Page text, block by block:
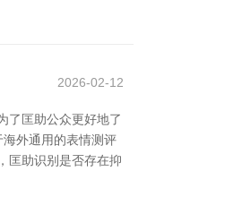
2026-02-12
了匡助公众更好地了
外通用的表情测评
匡助识别是否存在抑